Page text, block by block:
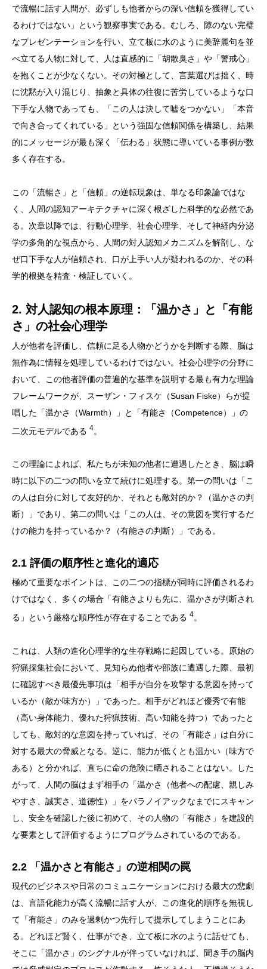
で流暢に話す人間が、必ずしも他者からの深い信頼を獲得してい
るわけではない」という観察事実である。むしろ、隙のない完璧
なプレゼンテーションを行い、立て板に水のように美辞麗句を並
べ立てる人物に対して、人は直感的に「胡散臭さ」や「警戒心」
を抱くことが少なくない。その対極として、言葉選びは拙く、時
に沈黙が入り混じり、抽象と具体の往復に苦労しているような口
下手な人物であっても、「この人は決して嘘をつかない」「本音
で向き合ってくれている」という強固な信頼関係を構築し、結果
的にメッセージが最も深く「伝わる」状態に導いている事例が数
多く存在する。
この「流暢さ」と「信頼」の逆転現象は、単なる印象論ではな
く、人間の認知アーキテクチャに深く根ざした科学的な必然であ
る。次章以降では、行動心理学、社会心理学、そして神経内分泌
学の多角的な視点から、人間の対人認知メカニズムを解剖し、な
ぜ口下手な人が信頼され、口が上手い人が疑われるのか、その科
学的根拠を精査・検証していく。
2. 対人認知の根本原理：「温かさ」と「有能
さ」の社会心理学
人が他者を評価し、信頼に足る人物かどうかを判断する際、脳は
無作為に情報を処理しているわけではない。社会心理学の分野に
おいて、この他者評価の普遍的な基準を説明する最も有力な理論
フレームワークが、スーザン・フィスケ（Susan Fiske）らが提
唱した「温かさ（Warmth）」と「有能さ（Competence）」の
二次元モデルである 4。
この理論によれば、私たちが未知の他者に遭遇したとき、脳は瞬
時に以下の二つの問いを立て続けに処理する。第一の問いは「こ
の人は自分に対して友好的か、それとも敵対的か？（温かさの判
断）」であり、第二の問いは「この人は、その意図を実行するだ
けの能力を持っているか？（有能さの判断）」である。
2.1 評価の順序性と進化的適応
極めて重要なポイントは、この二つの指標が同時に評価されるわ
けではなく、多くの場合「有能さよりも先に、温かさが判断され
る」という厳格な順序性が存在することである 4。
これは、人類の進化心理学的な生存戦略に起因している。原始の
狩猟採集社会において、見知らぬ他者や部族に遭遇した際、最初
に確認すべき最優先事項は「相手が自分を攻撃する意図を持って
いるか（敵か味方か）」であった。相手がどれほど優秀で有能
（高い身体能力、優れた狩猟技術、高い知能を持つ）であったと
しても、敵対的な意図を持っていれば、その「有能さ」は自分に
対する最大の脅威となる。逆に、能力が低くとも温かい（味方で
ある）と分かれば、直ちに命の危険に晒されることはない。した
がって、人間の脳はまず相手の「温かさ（他者への配慮、親しみ
やすさ、誠実さ、道徳性）」をパラノイアックなまでにスキャン
し、安全を確認した後に初めて、その人物の「有能さ」を建設的
な要素として評価するようにプログラムされているのである。
2.2 「温かさと有能さ」の逆相関の罠
現代のビジネスや日常のコミュニケーションにおける最大の悲劇
は、言語化能力が高く流暢に話す人が、この進化的順序を無視し
て「有能さ」のみを過剰かつ先行して提示してしまうことにあ
る。どれほど賢く、仕事ができ、立て板に水のように話せても、
そこに「温かさ」のシグナルが伴っていなければ、聞き手の脳内